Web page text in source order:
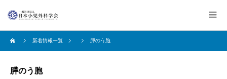
新着情報一覧 膵のう胞
膵のう胞